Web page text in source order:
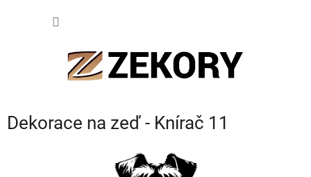
Dekorace na zeď - Knírač 11